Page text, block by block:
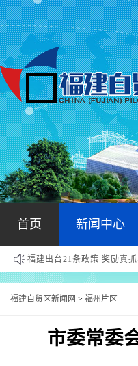
首页 新闻中心
福建出台21条政策 奖励真
福建自贸区新闻网 福州片区
市委常委